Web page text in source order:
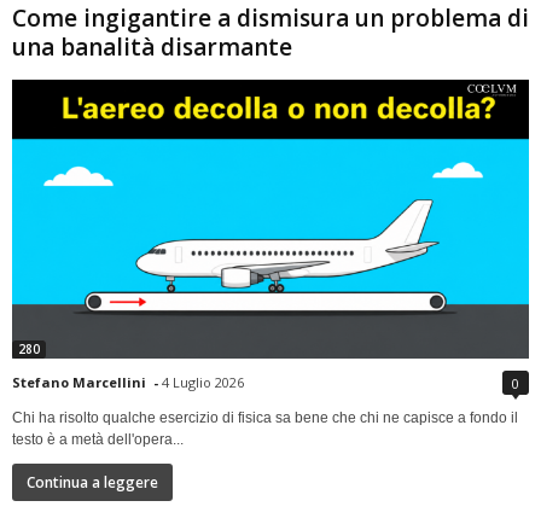
Come ingigantire a dismisura un problema di
una banalità disarmante
280
Stefano Marcellini - 4 Luglio 2026 0
Chi ha risolto qualche esercizio di fisica sa bene che chi ne capisce a fondo il
testo è a metà dell'opera...
Continua a leggere